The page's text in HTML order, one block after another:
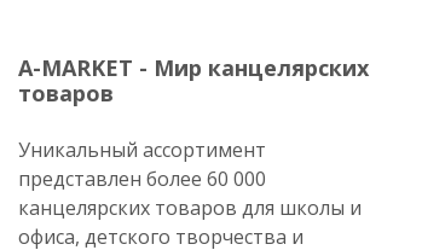
A-MARKET - Мир канцелярских
товаров
Уникальный ассортимент
представлен более 60 000
канцелярских товаров для школы и
офиса, детского творчества и